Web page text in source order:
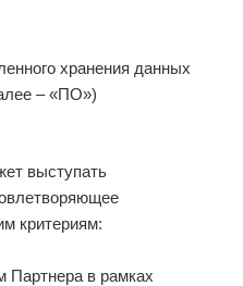
хранения данных
– «ПО»)
выступать
критериям:
Партнера в рамках